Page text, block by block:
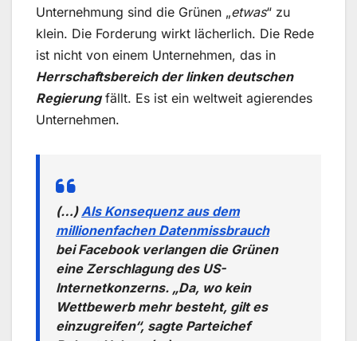
Unternehmung sind die Grünen „etwas“ zu
klein. Die Forderung wirkt lächerlich. Die Rede
ist nicht von einem Unternehmen, das in
Herrschaftsbereich der linken deutschen
Regierungfällt. Es ist ein weltweit agierendes
Unternehmen.
(…)Als Konsequenz aus dem
millionenfachen Datenmissbrauch
bei Facebook verlangen die Grünen
eine Zerschlagung des US-
Internetkonzerns. „Da, wo kein
Wettbewerb mehr besteht, gilt es
einzugreifen“, sagte Parteichef